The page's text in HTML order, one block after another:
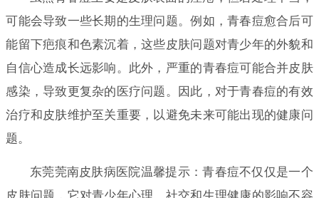
可能会导致一些长期的生理问题。例如，青春痘愈合后可
能留下疤痕和色素沉着，这些皮肤问题对青少年的外貌和
自信心造成长远影响。此外，严重的青春痘可能合并皮肤
感染，导致更复杂的医疗问题。因此，对于青春痘的有效
治疗和皮肤维护至关重要，以避免未来可能出现的健康问
题。
东莞莞南皮肤病医院温馨提示：青春痘不仅仅是一个
皮肤问题，它对青少年心理、社交和生理健康的影响不容